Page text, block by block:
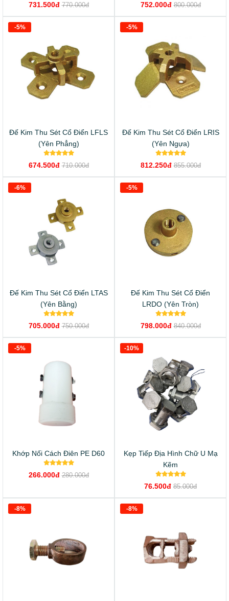
731.500đ 770.000đ 752.000đ 800.000đ
Đế Kim Thu Sét Cổ Điển LFLS
(Yên Phẳng)
674.500đ 710.000đ
-5%
Đế Kim Thu Sét Cổ Điển LRIS
(Yên Ngựa)
812.250đ 855.000đ
-5%
Đế Kim Thu Sét Cổ Điển LTAS
(Yên Bằng)
705.000đ 750.000đ
-6%
Đế Kim Thu Sét Cổ Điển
LRDO (Yên Tròn)
798.000đ 840.000đ
-5%
Khớp Nối Cách Điên PE D60
266.000đ 280.000đ
-5%
Kẹp Tiếp Địa Hình Chữ U Mạ
Kẽm
76.500đ 85.000đ
-10%
-8% -8%